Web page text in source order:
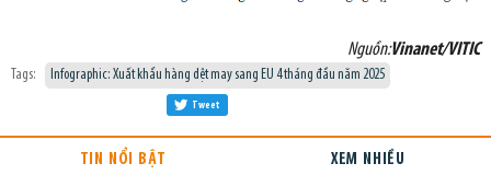
Nguồn:Vinanet/VITIC
Tags: Infographic: Xuất khẩu hàng dệt may sang EU 4 tháng đầu năm 2025
Tweet
TIN NỔI BẬT XEM NHIỀU